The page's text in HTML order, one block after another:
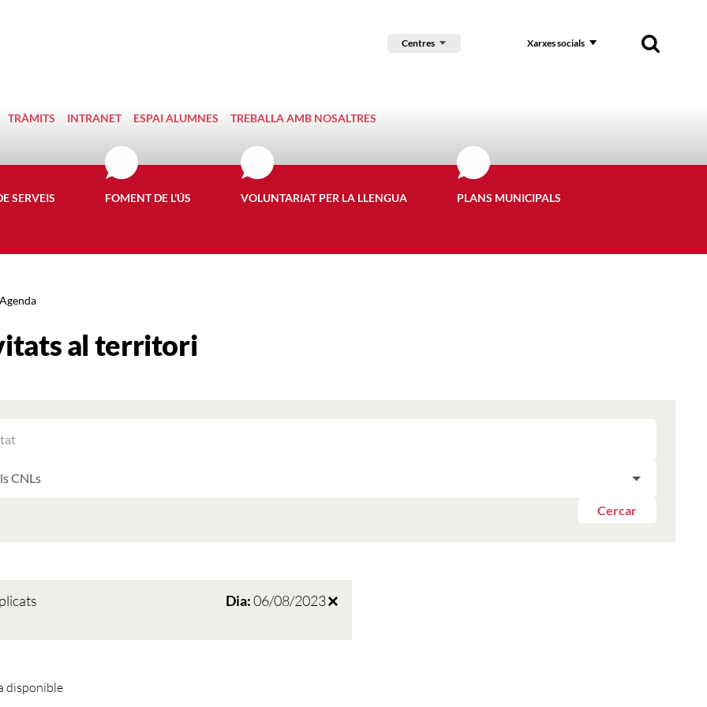
Centres Xarxes socials
TRÀMITS INTRANET ESPAI ALUMNES TREBALLA AMB NOSALTRES
SERVEIS FOMENT DE L'ÚS VOLUNTARIAT PER LA LLENGUA PLANS MUNICIPALS
Agenda
al territori
Cercar
Dia:06/08/2023
disponible